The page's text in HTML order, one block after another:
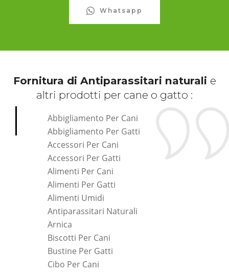
Whatsapp
Fornitura di Antiparassitari naturali e
altri prodotti per cane o gatto :
Abbigliamento Per Cani
Abbigliamento Per Gatti
Accessori Per Cani
Accessori Per Gatti
Alimenti Per Cani
Alimenti Per Gatti
Alimenti Umidi
Antiparassitari Naturali
Arnica
Biscotti Per Cani
Bustine Per Gatti
Cibo Per Cani